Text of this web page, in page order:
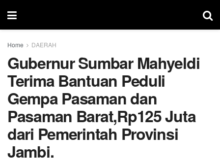
Home DAERAH
Gubernur Sumbar Mahyeldi
Terima Bantuan Peduli
Gempa Pasaman dan
Pasaman Barat,Rp125 Juta
dari Pemerintah Provinsi
Jambi.